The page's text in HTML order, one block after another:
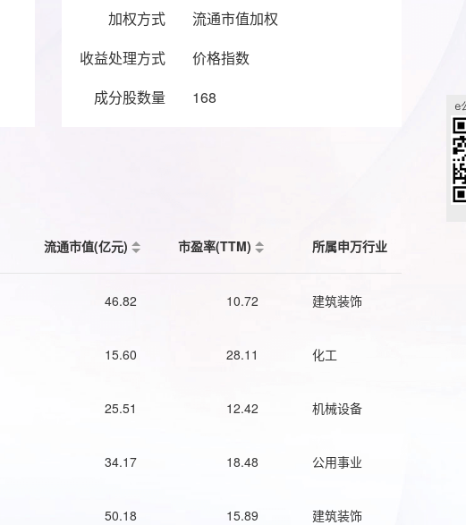
加权方式
流通市值加权
收益处理方式
价格指数
成分股数量
168
流通市值(亿元) 市盈率(TTM) 所属申万行业
46.82 10.72 建筑装饰
15.60 28.11 化工
25.51 12.42 机械设备
34.17 18.48 公用事业
50.18 15.89 建筑装饰